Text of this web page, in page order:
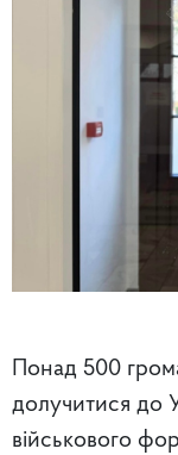
Понад 500
долучитися до
військового